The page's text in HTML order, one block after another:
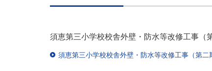
須恵第三小学校校舎外壁・防水等改修工事（
須恵第三小学校校舎外壁・防水等改修工事（第二